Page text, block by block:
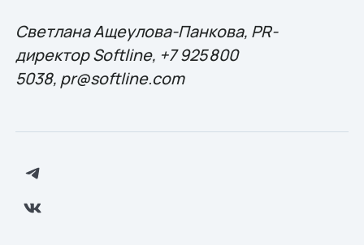
Светлана Ащеулова-Панкова, PR-
директор Softline, +7 925 800
5038, pr@softline.com